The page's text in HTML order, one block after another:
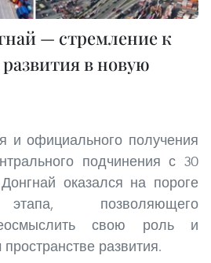
— стремление к
в новую
и официального получения
подчинения с 30
оказался на пороге
этапа, позволяющего
свою роль и
развития.